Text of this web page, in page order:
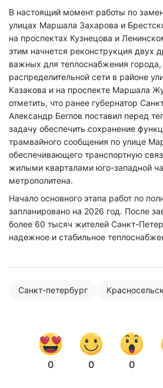
В настоящий момент работы по
улицах Маршала Захарова и
на проспектах Кузнецова и
этим начнется реконструкция двух
важных для теплоснабжения города,
распределительной сети в районе
Казакова и на проспекте Маршала
отметить, что ранее губернатор
Александр Беглов поставил перед
задачу обеспечить сохранение
трамвайного сообщения по улице
обеспечивающего транспортную
жилыми кварталами юго-западной
метрополитена.
Начало основного этапа работ по
запланировано на 2026 год. После
более 60 тысяч жителей Санкт-
надежное и стабильное
Санкт-петербург
0 0 0